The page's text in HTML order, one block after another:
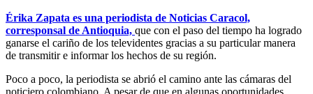
Érika Zapata es una periodista de Noticias Caracol,
corresponsal de Antioquia, que con el paso del tiempo ha logrado
ganarse el cariño de los televidentes gracias a su particular manera
de transmitir e informar los hechos de su región.
Poco a poco, la periodista se abrió el camino ante las cámaras del
noticiero colombiano. A pesar de que en algunas oportunidades